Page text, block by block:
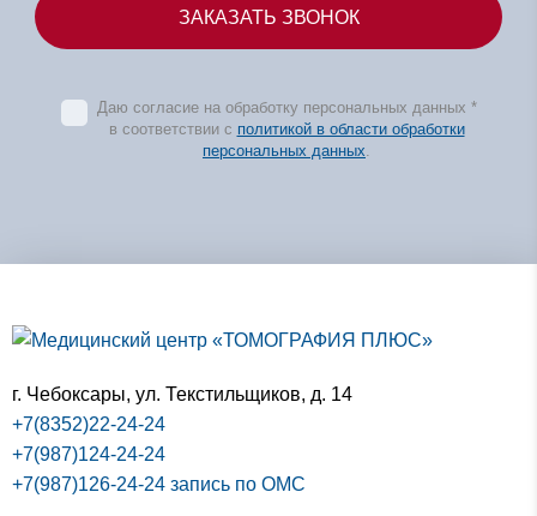
Даю согласие на обработку персональных данных *
в соответствии с политикой в области обработки
персональных данных.
г. Чебоксары, ул. Текстильщиков, д. 14
+7(8352)22-24-24
+7(987)124-24-24
+7(987)126-24-24 запись по ОМС